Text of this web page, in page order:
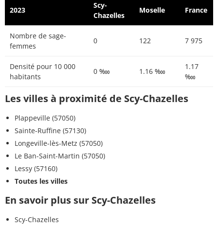
2023
Scy-
Chazelles
Moselle France
Nombre de sage-
femmes
0 122 7 975
Densité pour 10 000
habitants
0 ‱ 1.16 ‱
1.17
‱
Les villes à proximité de Scy-Chazelles
Plappeville (57050)
Sainte-Ruffine (57130)
Longeville-lès-Metz (57050)
Le Ban-Saint-Martin (57050)
Lessy (57160)
Toutes les villes
En savoir plus sur Scy-Chazelles
Scy-Chazelles